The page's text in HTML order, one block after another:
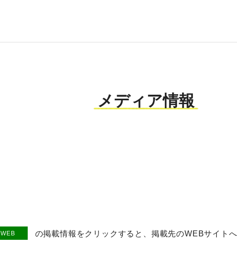
メディア情報
WEB の掲載情報をクリックすると、掲載先のWEBサイトへ